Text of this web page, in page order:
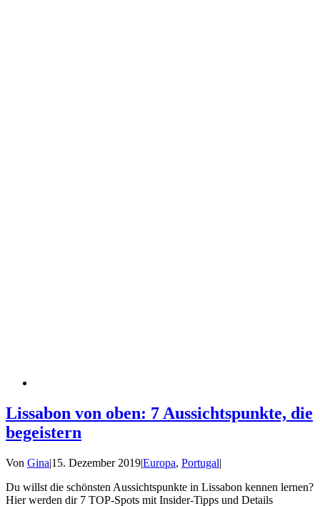
Lissabon von oben: 7 Aussichtspunkte, die
begeistern
Von Gina|15. Dezember 2019|Europa, Portugal|
Du willst die schönsten Aussichtspunkte in Lissabon kennen lernen?
Hier werden dir 7 TOP-Spots mit Insider-Tipps und Details